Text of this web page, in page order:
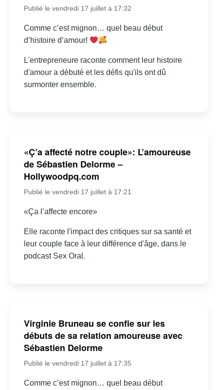
Publié le vendredi 17 juillet à 17:32
Comme c’est mignon… quel beau début
d’histoire d’amour!
L'entrepreneure raconte comment leur histoire
d'amour a débuté et les défis qu'ils ont dû
surmonter ensemble.
«Ç’a affecté notre couple»: L’amoureuse
de Sébastien Delorme –
Hollywoodpq.com
Publié le vendredi 17 juillet à 17:21
«Ça l’affecte encore»
Elle raconte l'impact des critiques sur sa santé et
leur couple face à leur différence d'âge, dans le
podcast Sex Oral.
Virginie Bruneau se confie sur les
débuts de sa relation amoureuse avec
Sébastien Delorme
Publié le vendredi 17 juillet à 17:35
Comme c’est mignon… quel beau début